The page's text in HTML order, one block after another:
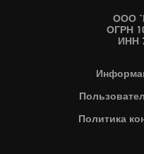
ООО
ОГРН
ИНН
Политика